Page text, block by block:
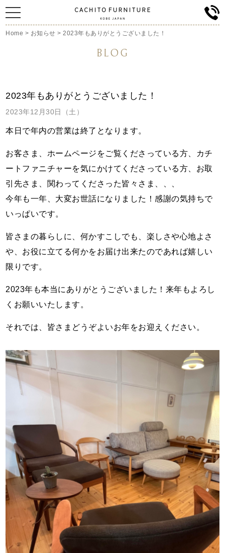
Home > お知らせ >2023年もありがとうございました！
BLOG
2023年もありがとうございました！
2023年12月30日（土）
本日で年内の営業は終了と なります。
お客さま、ホームページをご覧くださっている方、カチ
ートファニチャーを気にかけてくださっている方、お取
引先さま、関わってくださった皆々さま、、、
今年も一年、大変お世話になりました！感謝の気持ちで
いっぱいです。
皆さまの暮らしに、何かすこしでも、楽しさや心地よさ
や、お役に立てる何かをお届け出来たのであれば嬉しい
限りです。
2023年も本当にありがとうございました！来年もよろし
くお願いいたします。
それでは、皆さまどうぞよいお年をお迎えください。